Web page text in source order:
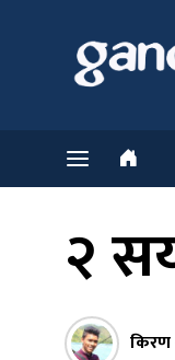
२
किरण